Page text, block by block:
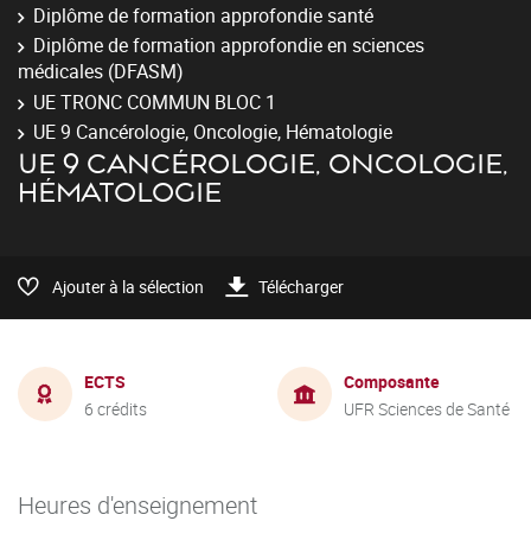
Diplôme de formation approfondie santé
Diplôme de formation approfondie en sciences
médicales (DFASM)
UE TRONC COMMUN BLOC 1
UE 9 Cancérologie, Oncologie, Hématologie
UE 9 CANCÉROLOGIE, ONCOLOGIE,
HÉMATOLOGIE
Ajouter à la sélection Télécharger
ECTS
6 crédits
Composante
UFR Sciences de Santé
Heures d'enseignement